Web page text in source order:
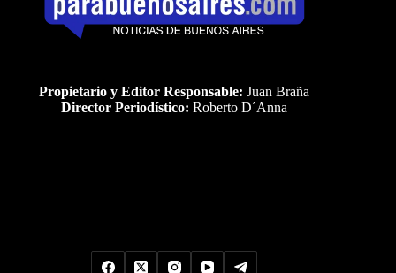
Propietario y Editor Responsable: Juan Braña
Director Periodístico: Roberto D´Anna